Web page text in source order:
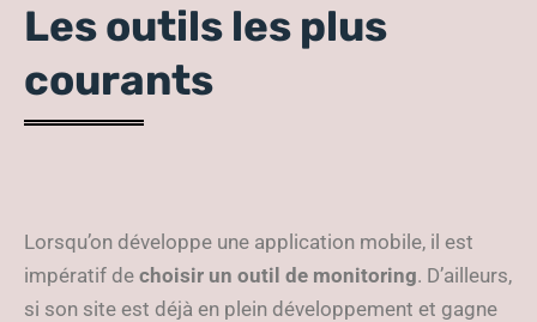
Les outils les plus
courants
Lorsqu’on développe une application mobile, il est
impératif de choisir un outil de monitoring. D’ailleurs,
si son site est déjà en plein développement et gagne